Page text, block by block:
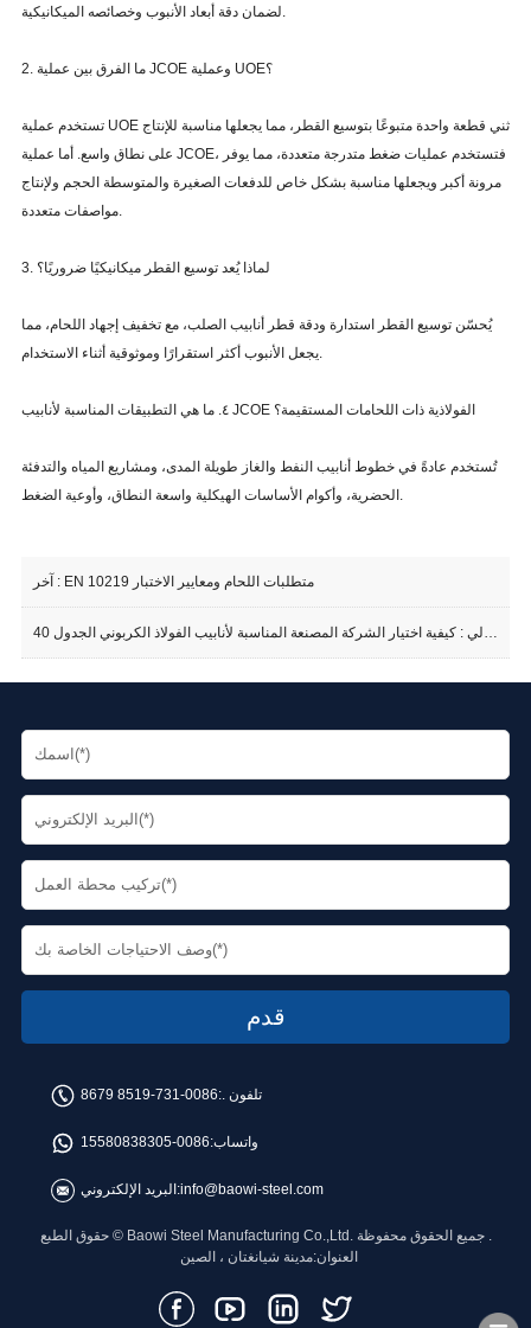
2. ما الفرق بين عملية JCOE وعملية UOE؟
تستخدم عملية UOE ثني قطعة واحدة متبوعًا بتوسيع القطر، مما يجعلها مناسبة للإنتاج
على نطاق واسع. أما عملية JCOE، فتستخدم عمليات ضغط متدرجة متعددة، مما يوفر
مرونة أكبر ويجعلها مناسبة بشكل خاص للدفعات الصغيرة والمتوسطة الحجم ولإنتاج
مواصفات متعددة.
3. لماذا يُعد توسيع القطر ميكانيكيًا ضروريًا؟
يُحسّن توسيع القطر استدارة ودقة قطر أنابيب الصلب، مع تخفيف إجهاد اللحام، مما
يجعل الأنبوب أكثر استقرارًا وموثوقية أثناء الاستخدام.
٤. ما هي التطبيقات المناسبة لأنابيب JCOE الفولاذية ذات اللحامات المستقيمة؟
تُستخدم عادةً في خطوط أنابيب النفط والغاز طويلة المدى، ومشاريع المياه والتدفئة
الحضرية، وأكوام الأساسات الهيكلية واسعة النطاق، وأوعية الضغط.
آخر : EN 10219 متطلبات اللحام ومعايير الاختبار
كيفية اختيار الشركة المصنعة المناسبة لأنابيب الفولاذ الكربوني الجدول 40
تلفون .:0086-731-8519 8679
واتساب:0086-15580838305
البريد الإلكتروني:info@baowi-steel.com
حقوق الطبع © Baowi Steel Manufacturing Co.,Ltd. جميع الحقوق محفوظة .
العنوان:مدينة شيانغتان ، الصين